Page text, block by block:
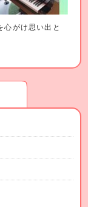
心がけ思い出と